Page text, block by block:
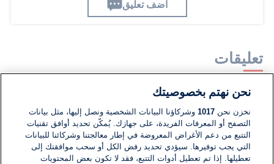
اضف تعليق
تعليقات
لا توجد تعليقات مكتوبة حتى الآن. كن الأول!
اكتب تعليقًا جديدًا ...
نحن نهتم بخصوصيتك
نخزن نحن1017 وشركاؤنا البيانات الشخصية ونصل إليها، مثل بيانات
التصفح أو المعرفات الفريدة، على جهازك. يُمكّن تحديد أوافق تقنيات
التتبع من دعم الأغراض المعروضة في إطار معالجتنا وشركائنا للبيانات
التي يجب توفيرها. سيؤدي تحديد رفض الكل أو سحب موافقتك إلى
تعطيلها. إذا تم تعطيل أدوات التتبع، فقد لا تكون بعض المحتويات